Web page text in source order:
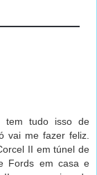
tem tudo isso de
vai me fazer feliz.
II em túnel de
Fords em casa e